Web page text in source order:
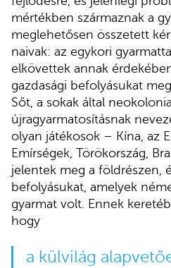
mértékben származnak a
meglehetősen összetett
naivak: az egykori
elkövettek annak
gazdasági befolyásukat
Sőt, a sokak által
újragyarmatosításnak
olyan játékosok – Kína, az
Emírségek, Törökország,
jelentek meg a földrészen,
befolyásukat, amelyek
gyarmat volt. Ennek
hogy
a külvilág